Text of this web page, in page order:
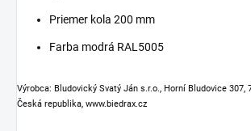
Priemer kola 200 mm
Farba modrá RAL5005
Výrobca: Bludovický Svatý Ján s.r.o., Horní Bludovice 307,
Česká republika, www.biedrax.cz